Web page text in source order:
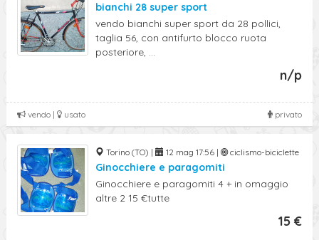
bianchi 28 super sport
vendo bianchi super sport da 28 pollici,
taglia 56, con antifurto blocco ruota
posteriore, ...
n/p
privato
vendo | usato
Torino (TO) | 12 mag 17:56 | ciclismo-biciclette
Ginocchiere e paragomiti
Ginocchiere e paragomiti 4 + in omaggio
altre 2 15 €tutte
15 €